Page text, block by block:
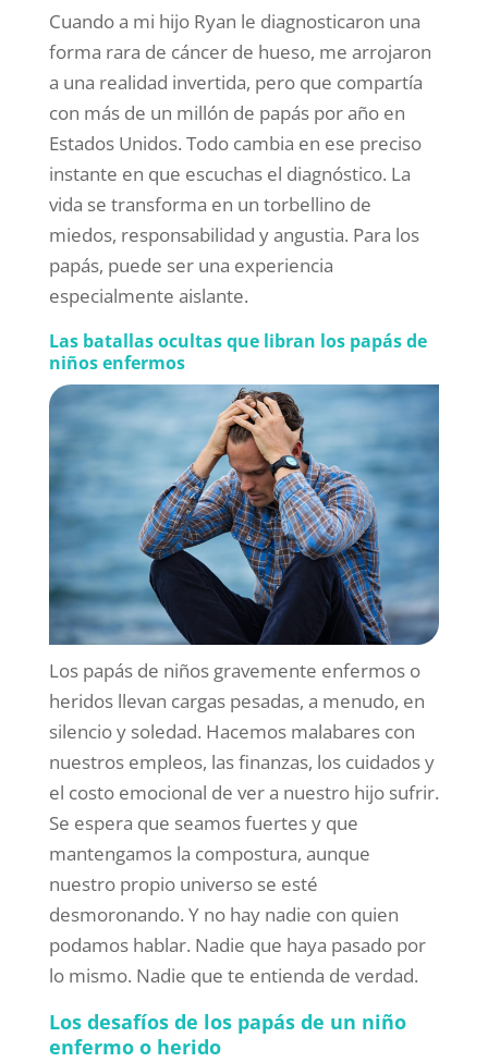
Cuando a mi hijo Ryan le diagnosticaron una
forma rara de cáncer de hueso, me arrojaron
a una realidad invertida, pero que compartía
con más de un millón de papás por año en
Estados Unidos. Todo cambia en ese preciso
instante en que escuchas el diagnóstico. La
vida se transforma en un torbellino de
miedos, responsabilidad y angustia. Para los
papás, puede ser una experiencia
especialmente aislante.
Las batallas ocultas que libran los papás de
niños enfermos
Los papás de niños gravemente enfermos o
heridos llevan cargas pesadas, a menudo, en
silencio y soledad. Hacemos malabares con
nuestros empleos, las finanzas, los cuidados y
el costo emocional de ver a nuestro hijo sufrir.
Se espera que seamos fuertes y que
mantengamos la compostura, aunque
nuestro propio universo se esté
desmoronando. Y no hay nadie con quien
podamos hablar. Nadie que haya pasado por
lo mismo. Nadie que te entienda de verdad.
Los desafíos de los papás de un niño
enfermo o herido